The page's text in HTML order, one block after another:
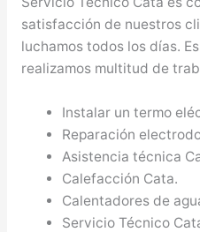
satisfacción de nuestros
luchamos todos los días.
realizamos multitud de
Instalar un termo
Reparación
Asistencia técnica
Calefacción Cata.
Calentadores de
Servicio Técnico